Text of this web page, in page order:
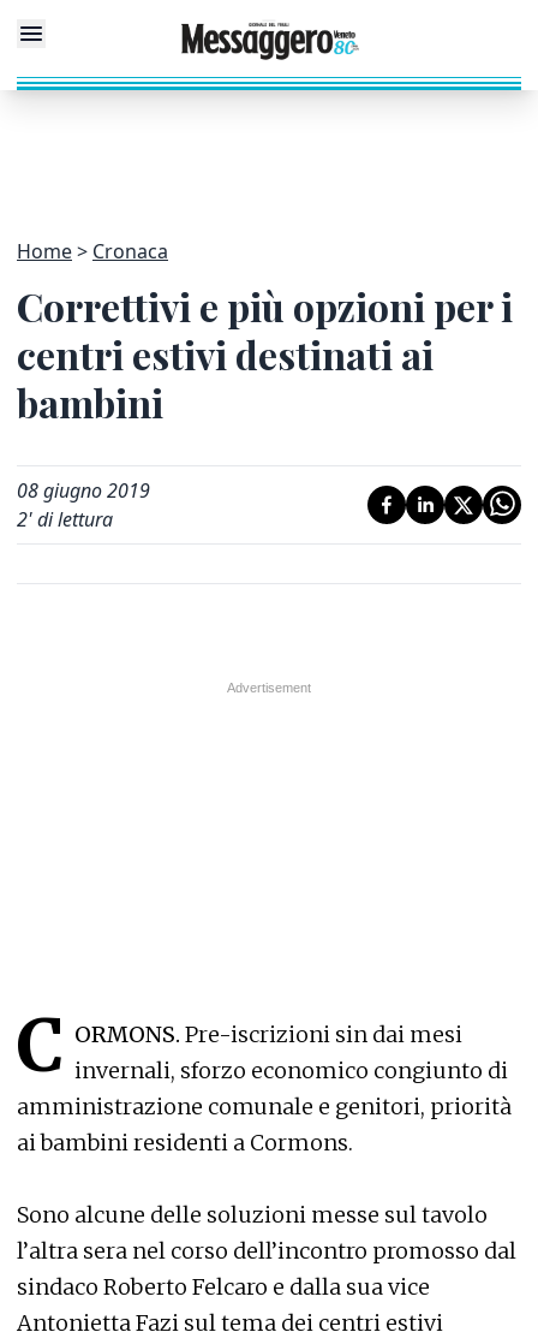
Home Cronaca
Correttivi e più opzioni per i
centri estivi destinati ai
bambini
08 giugno 2019
2' di lettura
C ORMONS. Pre-iscrizioni sin dai mesi
invernali, sforzo economico congiunto di
amministrazione comunale e genitori, priorità
ai bambini residenti a Cormons.
Sono alcune delle soluzioni messe sul tavolo
l’altra sera nel corso dell’incontro promosso dal
sindaco Roberto Felcaro e dalla sua vice
Antonietta Fazi sul tema dei centri estivi